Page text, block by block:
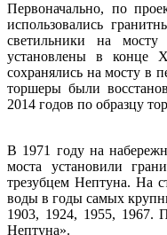
Первоначально, по
использовались
светильники на
установлены в конце
сохранялись на мосту в
торшеры были
2014 годов по образцу
В 1971 году на
моста установили
трезубцем Нептуна. На
воды в годы самых
1903, 1924, 1955, 1967.
Нептуна».